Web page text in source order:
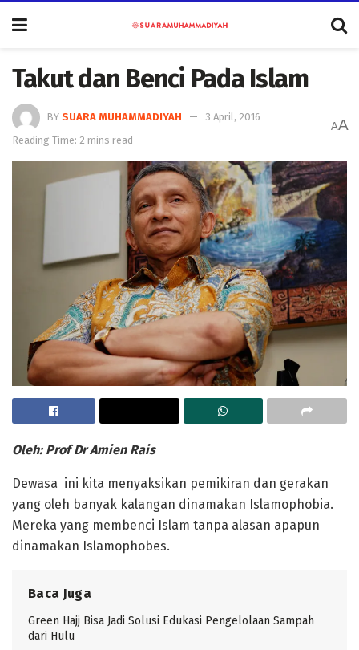
Takut dan Benci Pada Islam
BY SUARA MUHAMMADIYAH
3 April, 2016
Reading Time: 2 mins read
AA
Oleh: Prof Dr Amien Rais
Dewasa ini kita menyaksikan pemikiran dan gerakan
yang oleh banyak kalangan dinamakan Islamophobia.
Mereka yang membenci Islam tanpa alasan apapun
dinamakan Islamophobes.
Baca Juga
Green Hajj Bisa Jadi Solusi Edukasi Pengelolaan Sampah
dari Hulu